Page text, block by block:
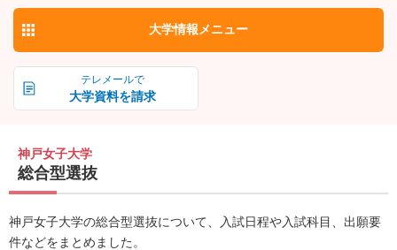
テレメールで
大学資料を請求
大学情報 メニュー
神戸女子大学
総合型選抜
神戸女子大学の総合型選抜について、入試日程や入試科目、出願要
件などをまとめました。